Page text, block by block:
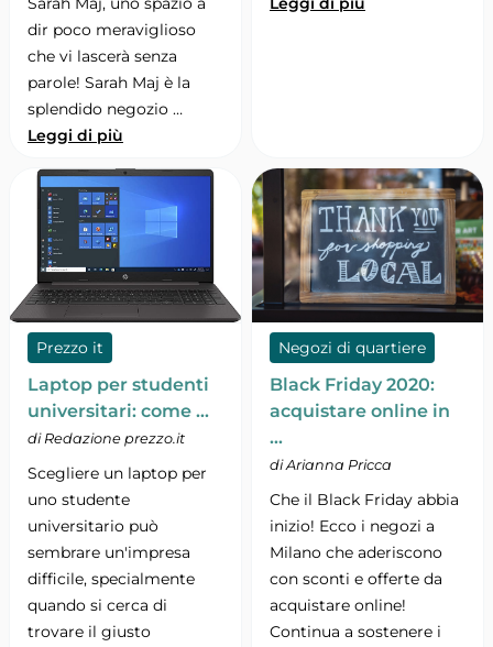
dir poco meraviglioso
che vi lascerà senza
parole! Sarah Maj è la
splendido negozio …
Leggi di più
Prezzo it
Laptop per studenti
universitari: come …
di Redazione prezzo.it
Scegliere un laptop per
uno studente
universitario può
sembrare un'impresa
difficile, specialmente
quando si cerca di
trovare il giusto
Negozi di quartiere
Black Friday 2020:
acquistare online in
…
di Arianna Pricca
Che il Black Friday abbia
inizio! Ecco i negozi a
Milano che aderiscono
con sconti e offerte da
acquistare online!
Continua a sostenere i